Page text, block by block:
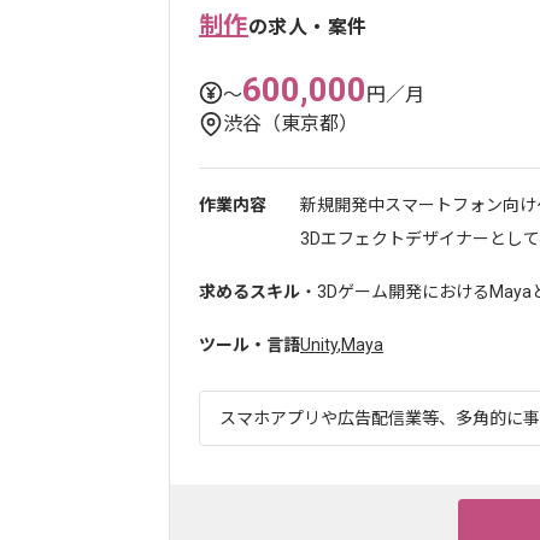
制作の求人・案件
〜600,000円／月
渋谷（東京都）
作業内容
新規開発中スマートフォン向
3Dエフェクトデザイナーとして
求めるスキル ・3Dゲーム開発における
ツール・言語Unity,Maya
スマホアプリや広告配信業等、多角的に